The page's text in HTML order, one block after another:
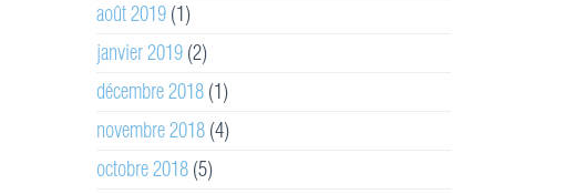
août 2019 (1)
janvier 2019 (2)
décembre 2018 (1)
novembre 2018 (4)
octobre 2018 (5)